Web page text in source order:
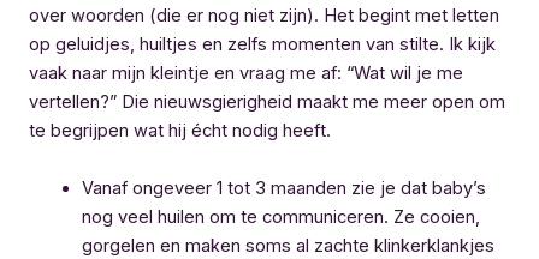
over woorden (die er nog niet zijn). Het begint met letten
op geluidjes, huiltjes en zelfs momenten van stilte. Ik kijk
vaak naar mijn kleintje en vraag me af: “Wat wil je me
vertellen?” Die nieuwsgierigheid maakt me meer open om
te begrijpen wat hij écht nodig heeft.
Vanaf ongeveer 1 tot 3 maanden zie je dat baby’s
nog veel huilen om te communiceren. Ze cooien,
gorgelen en maken soms al zachte klinkerklankjes